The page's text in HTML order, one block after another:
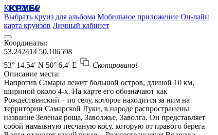
КРУБИСС
Выбрать круиз для альбома Мобильное приложение Он-лайн
карта круизов Личный кабинет
Координаты:
53.242414 50.106598
53° 14.54′ N 50° 6.4′ E
Скопировано!
Описание места:
Напротив Самары лежит большой остров, длиной 10 км,
шириной около 4-х. На карте его обозначают как
Рождественский – по селу, которое находится за ним на
территории Самарской Луки, в народе распространены
название Зеленая роща, Заволжье, Заволга. Он представляет
собой намывную песчаную косу, которую от правого берега